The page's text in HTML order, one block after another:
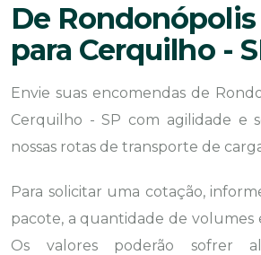
De
para Cerquilho -
Envie suas encomendas de
Cerquilho - SP com agilidade e
nossas rotas de transporte de
Para solicitar uma cotação,
pacote, a quantidade de volumes
Os valores poderão sofrer